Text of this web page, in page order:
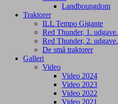
Landboungdom
Traktorer
ILL Tempo Gigante
Red Thunder, 1. udgave.
Red Thunder, 2. udgave.
De små traktorer
Galleri
Video
Video 2024
Video 2023
Video 2022
Video 2021